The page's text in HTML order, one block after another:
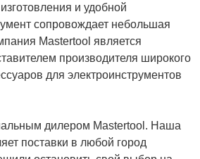
и удобной
сопровождает небольшая
Mastertool является
производителя широкого
для электроинструментов
дилером Mastertool. Наша
поставки в любой город